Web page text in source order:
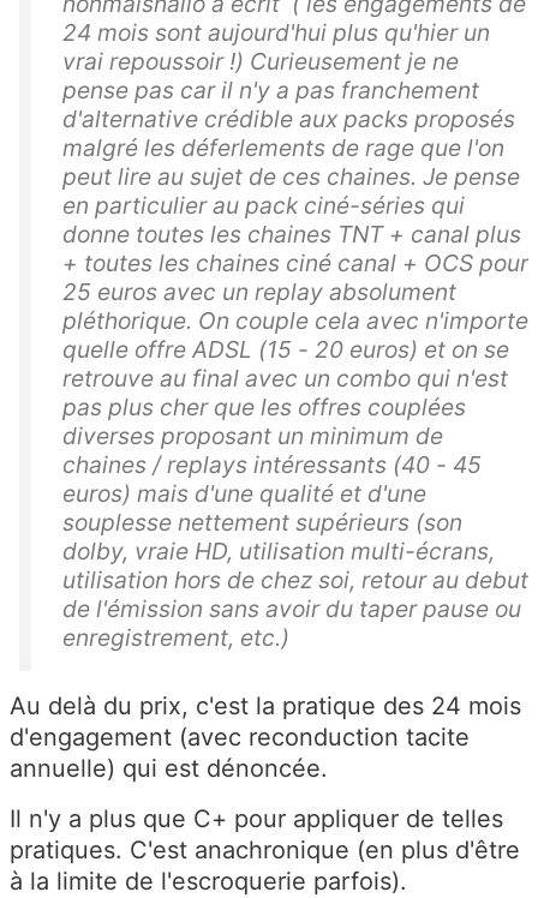
24 mois sont aujourd'hui plus qu'hier un
vrai repoussoir !) Curieusement je ne
pense pas car il n'y a pas franchement
d'alternative crédible aux packs proposés
malgré les déferlements de rage que l'on
peut lire au sujet de ces chaines. Je pense
en particulier au pack ciné-séries qui
donne toutes les chaines TNT + canal plus
+ toutes les chaines ciné canal + OCS pour
25 euros avec un replay absolument
pléthorique. On couple cela avec n'importe
quelle offre ADSL (15 - 20 euros) et on se
retrouve au final avec un combo qui n'est
pas plus cher que les offres couplées
diverses proposant un minimum de
chaines / replays intéressants (40 - 45
euros) mais d'une qualité et d'une
souplesse nettement supérieurs (son
dolby, vraie HD, utilisation multi-écrans,
utilisation hors de chez soi, retour au debut
de l'émission sans avoir du taper pause ou
enregistrement, etc.)
Au delà du prix, c'est la pratique des 24 mois
d'engagement (avec reconduction tacite
annuelle) qui est dénoncée.
Il n'y a plus que C+ pour appliquer de telles
pratiques. C'est anachronique (en plus d'être
à la limite de l'escroquerie parfois).